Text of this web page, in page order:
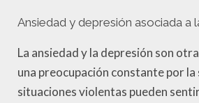
Ansiedad y depresión asociada a
La ansiedad y la depresión son
una preocupación constante por
situaciones violentas pueden